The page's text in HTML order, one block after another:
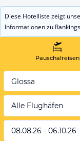
Diese Hotelliste zeigt
Informationen zu
Pauschalreisen
Glossa
Alle Flughäfen
08.08.26 - 06.10.26